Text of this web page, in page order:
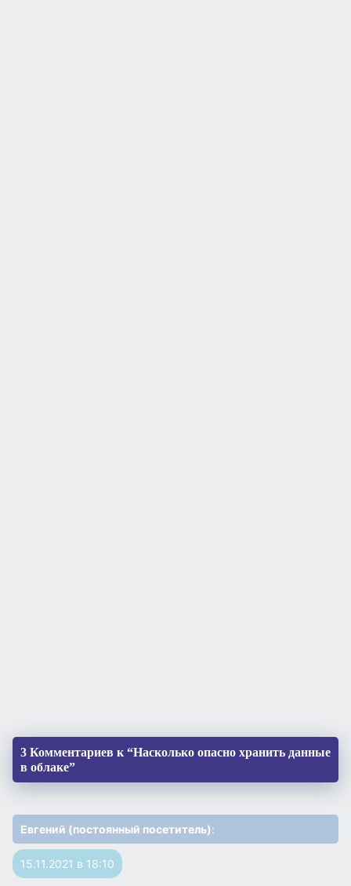
3 Комментариев к “Насколько опасно хранить данные
в облаке”
Евгений (постоянный посетитель):
15.11.2021 в 18:10